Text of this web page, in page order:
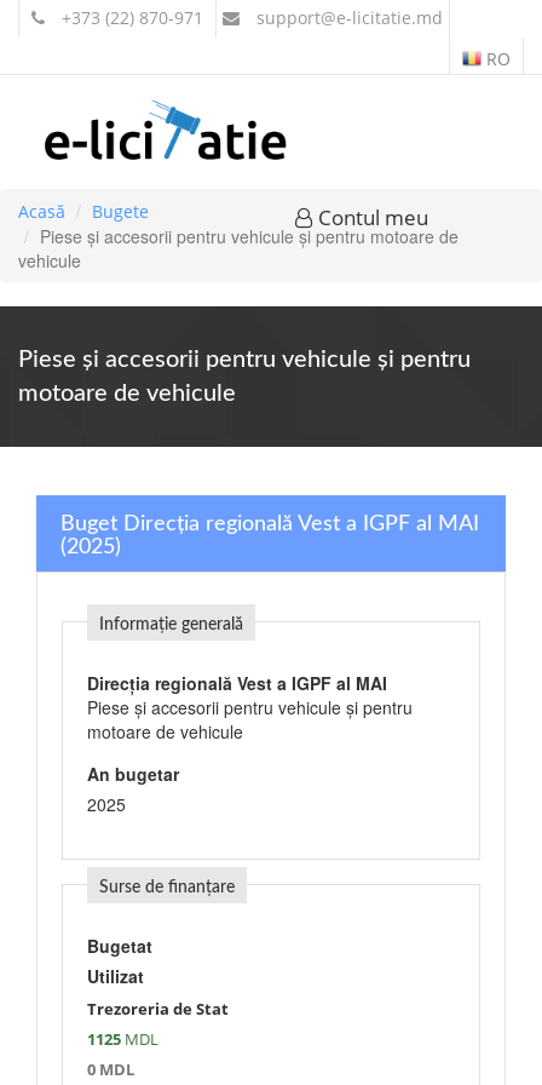
+373 (22) 870-971 support@e-licitatie.md
RO
Contul meu
Acasă Bugete
Piese şi accesorii pentru vehicule şi pentru motoare de
vehicule
Piese şi accesorii pentru vehicule şi pentru
motoare de vehicule
Buget Direcția regională Vest a IGPF al MAI
(2025)
Informație generală
Direcția regională Vest a IGPF al MAI
Piese şi accesorii pentru vehicule şi pentru
motoare de vehicule
An bugetar
2025
Surse de finanțare
Bugetat
Utilizat
Trezoreria de Stat
1125 MDL
0 MDL